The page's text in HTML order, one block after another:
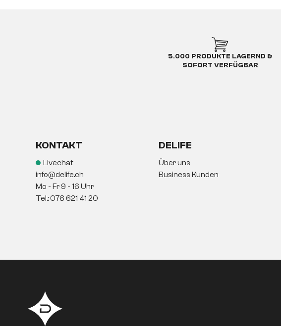
5.000 PRODUKTE LAGERND &
SOFORT VERFÜGBAR
KONTAKT
Livechat
info@delife.ch
Mo - Fr 9 - 16 Uhr
Tel.: 076 621 41 20
DELIFE
Über uns
Business Kunden